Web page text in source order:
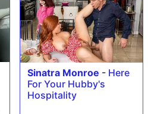
Sinatra Monroe - Here
For Your Hubby's
Hospitality